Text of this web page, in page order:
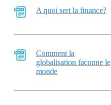
A quoi sert la finance?
Comment la
globalisation faconne le
monde